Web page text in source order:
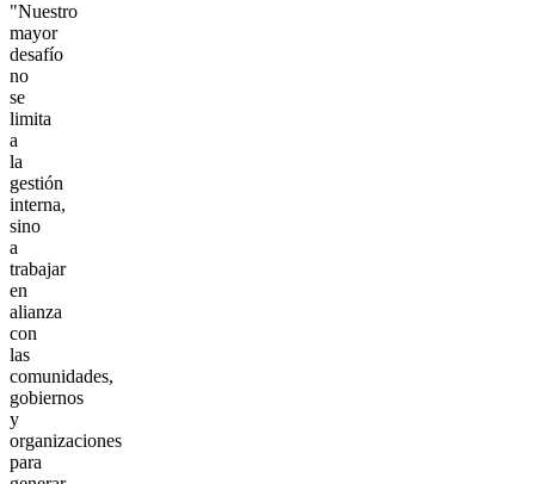
"Nuestro
mayor
desafío
no
se
limita
a
la
gestión
interna,
sino
a
trabajar
en
alianza
con
las
comunidades,
gobiernos
y
organizaciones
para